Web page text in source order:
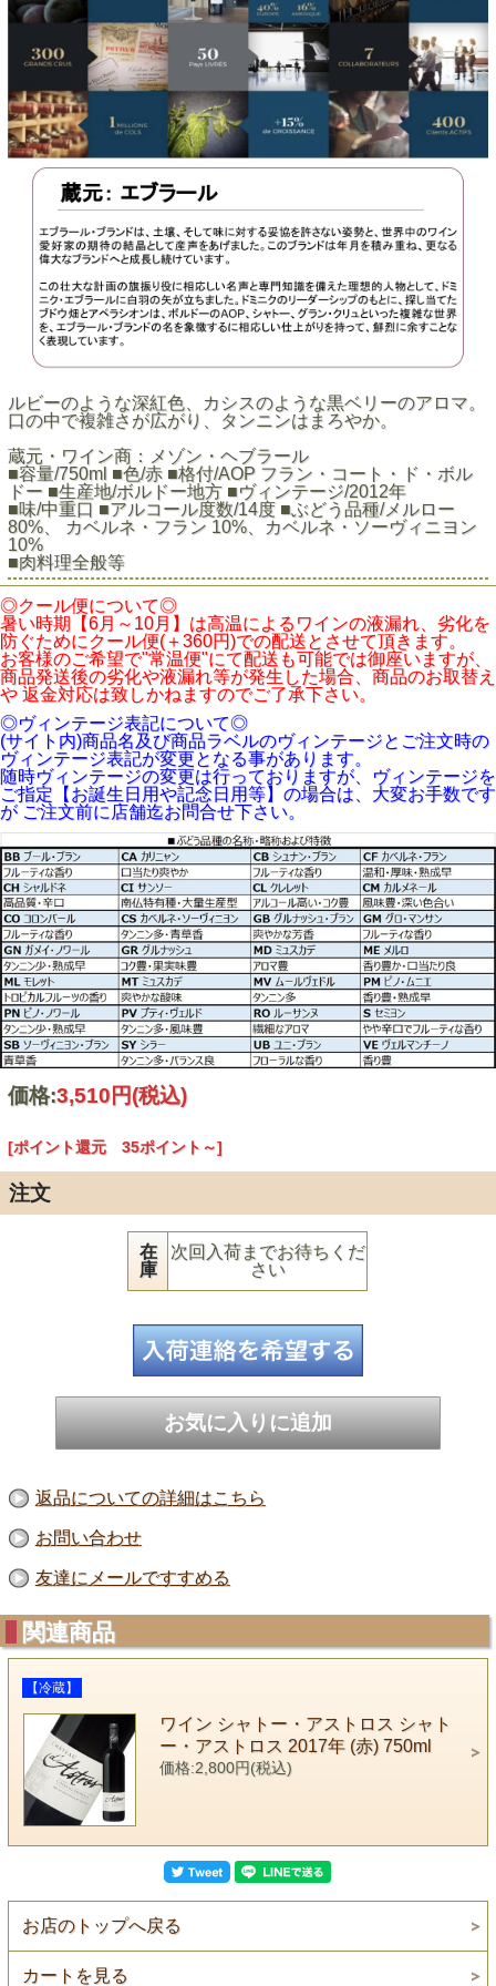
ルビーのような深紅色、カシスのような黒ベリーのアロマ。
口の中で複雑さが広がり、タンニンはまろやか。
蔵元・ワイン商：メゾン・ヘブラール
■容量/750ml ■色/赤 ■格付/AOP フラン・コート・ド・ボル
ドー ■生産地/ボルドー地方 ■ヴィンテージ/2012年
■味/中重口 ■アルコール度数/14度 ■ぶどう品種/メルロー
80%、 カベルネ・フラン 10%、カベルネ・ソーヴィニヨン
10%
■肉料理全般等
◎クール便について◎
暑い時期【6月～10月】は高温によるワインの液漏れ、劣化を
防ぐためにクール便(＋360円)での配送とさせて頂きます。
お客様のご希望で"常温便"にて配送も可能では御座いますが、
商品発送後の劣化や液漏れ等が発生した場合、商品のお取替え
や 返金対応は致しかねますのでご了承下さい。
◎ヴィンテージ表記について◎
(サイト内)商品名及び商品ラベルのヴィンテージとご注文時の
ヴィンテージ表記が変更となる事があります。
随時ヴィンテージの変更は行っておりますが、ヴィンテージを
ご指定【お誕生日用や記念日用等】の場合は、大変お手数です
が ご注文前に店舗迄お問合せ下さい。
価格:3,510円(税込)
[ポイント還元 35ポイント～]
注文
在
庫
次回入荷までお待ちくだ
さい
返品についての詳細はこちら
お問い合わせ
友達にメールですすめる
関連商品
【冷蔵】
ワイン シャトー・アストロス シャト
ー・アストロス 2017年 (赤) 750ml
価格:2,800円(税込)
お店のトップへ戻る
カートを見る